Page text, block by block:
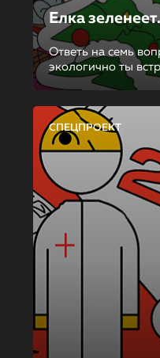
Елка
Ответь на семь
экологично ты
СПЕЦПРОЕКТ